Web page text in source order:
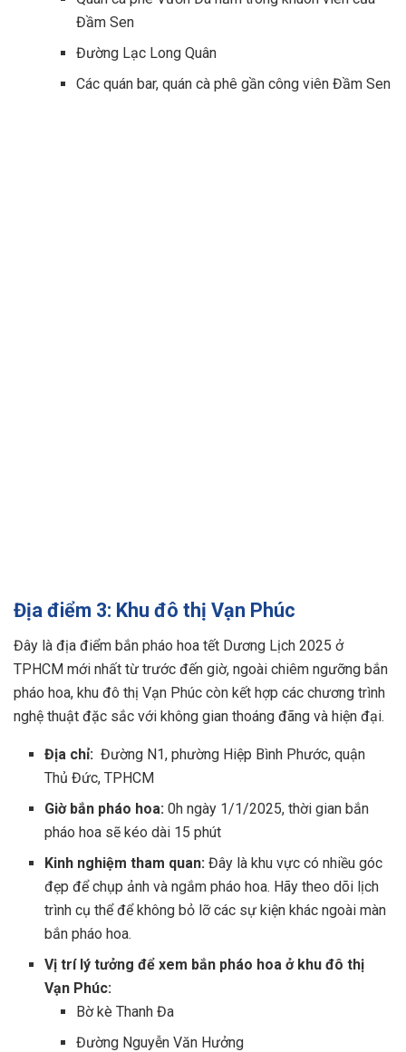
Đầm Sen
Đường Lạc Long Quân
Các quán bar, quán cà phê gần công viên Đầm Sen
Địa điểm 3: Khu đô thị Vạn Phúc
Đây là địa điểm bắn pháo hoa tết Dương Lịch 2025 ở
TPHCM mới nhất từ trước đến giờ, ngoài chiêm ngưỡng bắn
pháo hoa, khu đô thị Vạn Phúc còn kết hợp các chương trình
nghệ thuật đặc sắc với không gian thoáng đãng và hiện đại.
Địa chỉ: Đường N1, phường Hiệp Bình Phước, quận
Thủ Đức, TPHCM
Giờ bắn pháo hoa:0h ngày 1/1/2025, thời gian bắn
pháo hoa sẽ kéo dài 15 phút
Kinh nghiệm tham quan:Đây là khu vực có nhiều góc
đẹp để chụp ảnh và ngắm pháo hoa. Hãy theo dõi lịch
trình cụ thể để không bỏ lỡ các sự kiện khác ngoài màn
bắn pháo hoa.
Vị trí lý tưởng để xem bắn pháo hoa ở khu đô thị
Vạn Phúc:
Bờ kè Thanh Đa
Đường Nguyễn Văn Hưởng